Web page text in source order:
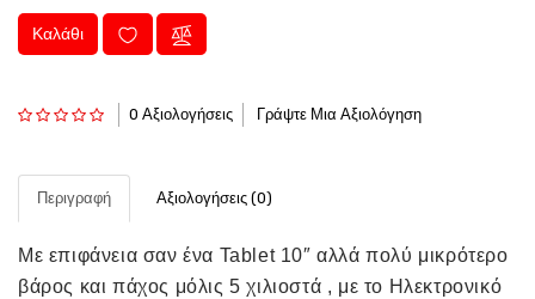
Καλάθι
0 Αξιολογήσεις Γράψτε Μια Αξιολόγηση
Περιγραφή Αξιολογήσεις (0)
Με επιφάνεια σαν ένα Tablet 10″ αλλά πολύ μικρότερο
βάρος και πάχος μόλις 5 χιλιοστά , με το Ηλεκτρονικό